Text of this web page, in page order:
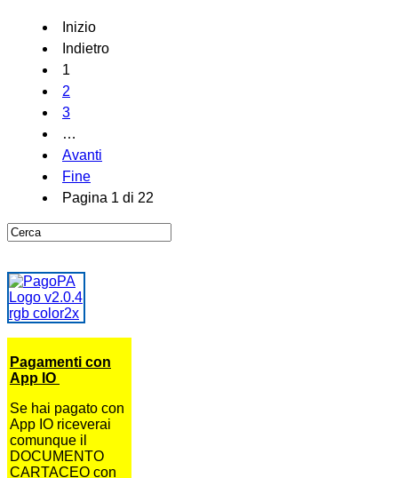
Inizio
Indietro
1
2
3
…
Avanti
Fine
Pagina 1 di 22
Pagamenti con
App IO
Se hai pagato con
App IO riceverai
comunque il
DOCUMENTO
CARTACEO con